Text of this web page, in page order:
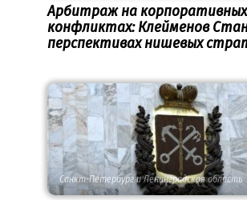
Арбитраж на корпоративных
конфликтах: Клейменов
перспективах нишевых
Санкт-Петербург и Ленинградская область